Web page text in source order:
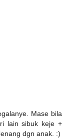
Mase bila
lain sibuk keje +
dgn anak. :)